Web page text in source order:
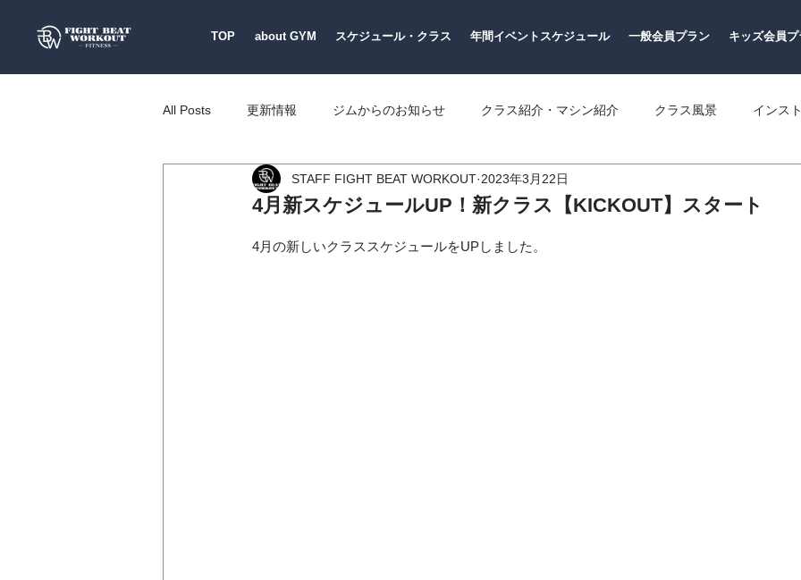
TOP about GYM スケジュール・クラス 年間イベントスケジュール 一般会員プラン キッズ会員プ
All Posts 更新情報 ジムからのお知らせ クラス紹介・マシン紹介 クラス風景 インス
HEALTH TOPICS キッズ
4月新スケジュールUP！新クラス【KICKOUT】スタート
STAFF FIGHT BEAT WORKOUT 2023年3月22日
4月の新しいクラススケジュールをUPしました。